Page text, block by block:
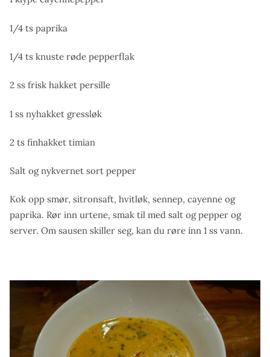
1/4 ts paprika
1/4 ts knuste røde pepperflak
2 ss frisk hakket persille
1 ss nyhakket gressløk
2 ts finhakket timian
Salt og nykvernet sort pepper
Kok opp smør, sitronsaft, hvitløk, sennep, cayenne og
paprika. Rør inn urtene, smak til med salt og pepper og
server. Om sausen skiller seg, kan du røre inn 1 ss vann.